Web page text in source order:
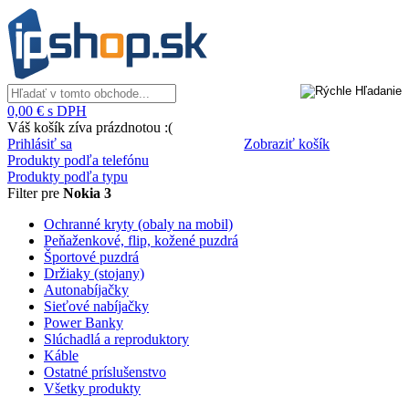
0,00 € s DPH
Váš košík zíva prázdnotou :(
Zobraziť košík
Prihlásiť sa
Produkty podľa telefónu
Produkty podľa typu
Filter pre Nokia 3
Ochranné kryty (obaly na mobil)
Peňaženkové, flip, kožené puzdrá
Športové puzdrá
Držiaky (stojany)
Autonabíjačky
Sieťové nabíjačky
Power Banky
Slúchadlá a reproduktory
Káble
Ostatné príslušenstvo
Všetky produkty